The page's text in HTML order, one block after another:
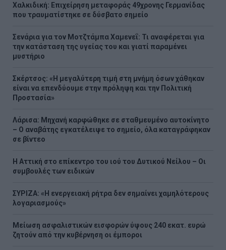
Χαλκιδική: Επιχείρηση μεταφοράς 49χρονης Γερμανίδας
που τραυματίστηκε σε δύσβατο σημείο
Σενάρια για τον Μοτζτάμπα Χαμενεΐ: Τι αναφέρεται για
την κατάσταση της υγείας του και γιατί παραμένει
μυστήριο
Σκέρτσος: «Η μεγαλύτερη τιμή στη μνήμη όσων χάθηκαν
είναι να επενδύουμε στην πρόληψη και την Πολιτική
Προστασία»
Λάρισα: Μηχανή καρφώθηκε σε σταθμευμένο αυτοκίνητο
– Ο αναβάτης εγκατέλειψε το σημείο, όλα καταγράφηκαν
σε βίντεο
Η Αττική στο επίκεντρο του ιού του Δυτικού Νείλου – Οι
συμβουλές των ειδικών
ΣΥΡΙΖΑ: «Η ενεργειακή ρήτρα δεν σημαίνει χαμηλότερους
λογαριασμούς»
Μείωση ασφαλιστικών εισφορών ύψους 240 εκατ. ευρώ
ζητούν από την κυβέρνηση οι έμποροι